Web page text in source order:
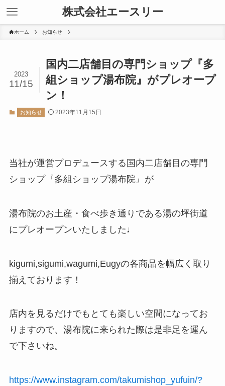
株式会社エースリー
ホーム お知らせ
国内二店舗目の専門ショップ『多
組ショップ湯布院』がプレオープ
ン！
2023
11/15
お知らせ 2023年11月15日
当社が運営プロデュースする国内二店舗目の専門
ショップ『多組ショップ湯布院』が
湯布院のお土産・食べ歩き通りである湯の坪街道
にプレオープンいたしました♩
kigumi,sigumi,wagumi,Eugyの各商品を幅広く取り
揃えております！
店内を見るだけでもとても楽しい空間になってお
りますので、湯布院に来られた際は是非足を運ん
で下さいね。
https://www.instagram.com/takumishop_yufuin/?